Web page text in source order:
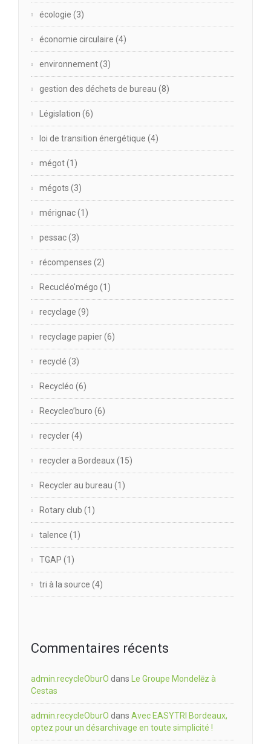
écologie (3)
économie circulaire (4)
environnement(3)
gestion des déchets de bureau (8)
Législation (6)
loi de transition énergétique (4)
mégot(1)
mégots (3)
mérignac(1)
pessac(3)
récompenses (2)
Recucléo'mégo (1)
recyclage (9)
recyclage papier(6)
recyclé (3)
Recycléo (6)
Recycleo’buro (6)
recycler(4)
recycler a Bordeaux(15)
Recycler au bureau (1)
Rotary club (1)
talence (1)
TGAP (1)
tri à la source (4)
Commentaires récents
admin.recycleOburO dans Le Groupe Mondelēz à
Cestas
admin.recycleOburO dans Avec EASYTRI Bordeaux,
optez pour un désarchivage en toute simplicité !